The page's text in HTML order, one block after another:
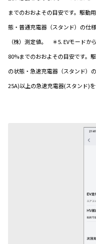
までのおおよその目安です。駆動
態・普通充電器（スタンド）の仕
（株）測定値。 ＊5. EVモードか
80%までのおおよその目安です。
の状態・急速充電器（スタンド）
25A)以上の急速充電器(スタンド)